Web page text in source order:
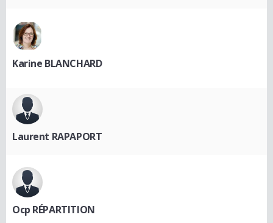
Karine BLANCHARD
Laurent RAPAPORT
Ocp RÉPARTITION